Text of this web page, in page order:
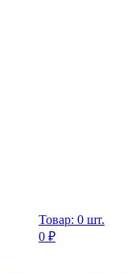
Товар: 0 шт.
0 ₽